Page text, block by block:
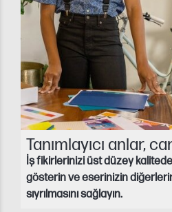
Tanımlayıcı anlar,
İş fikirlerinizi üst düzey
gösterin ve eserinizin
sıyrılmasını sağlayın.